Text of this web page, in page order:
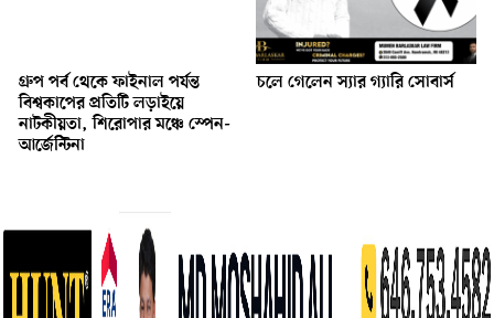
গ্রুপ পর্ব থেকে ফাইনাল পর্যন্ত
বিশ্বকাপের প্রতিটি লড়াইয়ে
নাটকীয়তা, শিরোপার মঞ্চে স্পেন-
আর্জেন্টিনা
চলে গেলেন স্যার গ্যারি সোবার্স